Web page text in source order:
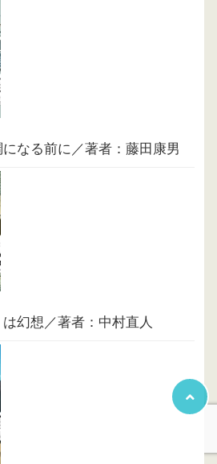
なる前に／著者：藤田康男
は幻想／著者：中村直人